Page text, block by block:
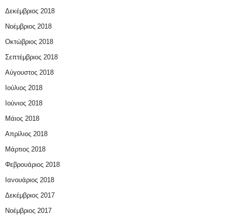
Δεκέμβριος 2018
Νοέμβριος 2018
Οκτώβριος 2018
Σεπτέμβριος 2018
Αύγουστος 2018
Ιούλιος 2018
Ιούνιος 2018
Μάιος 2018
Απρίλιος 2018
Μάρτιος 2018
Φεβρουάριος 2018
Ιανουάριος 2018
Δεκέμβριος 2017
Νοέμβριος 2017